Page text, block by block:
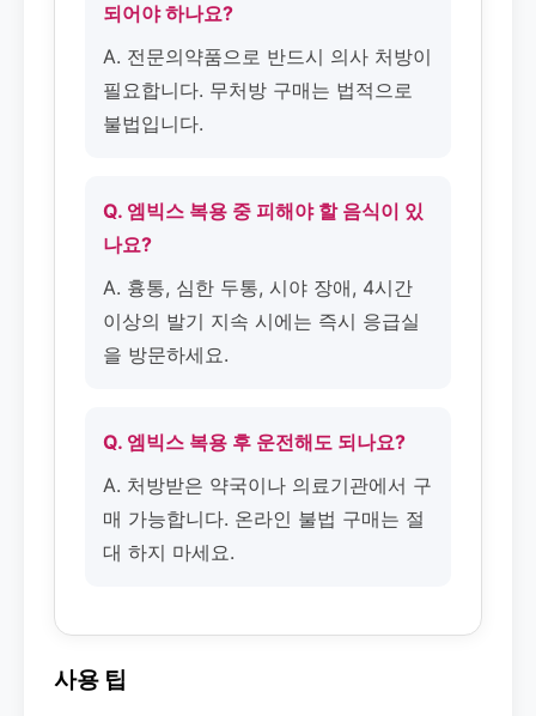
되어야 하나요?
A. 전문의약품으로 반드시 의사 처방이
필요합니다. 무처방 구매는 법적으로
불법입니다.
Q. 엠빅스 복용 중 피해야 할 음식이 있
나요?
A. 흉통, 심한 두통, 시야 장애, 4시간
이상의 발기 지속 시에는 즉시 응급실
을 방문하세요.
Q. 엠빅스 복용 후 운전해도 되나요?
A. 처방받은 약국이나 의료기관에서 구
매 가능합니다. 온라인 불법 구매는 절
대 하지 마세요.
사용 팁